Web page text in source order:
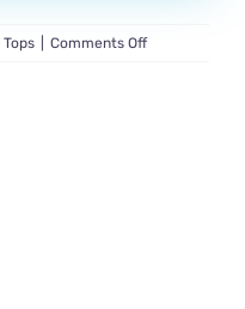
Tops Comments Offon